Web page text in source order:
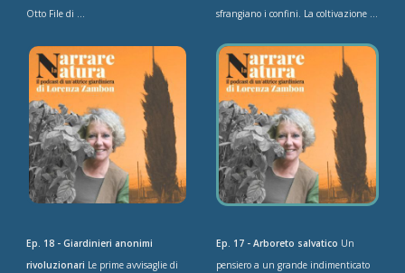
Otto File di ...
sfrangiano i confini. La coltivazione ...
Ep. 18 - Giardinieri anonimi
rivoluzionari Le prime avvisaglie di
Ep. 17 - Arboreto salvatico Un
pensiero a un grande indimenticato